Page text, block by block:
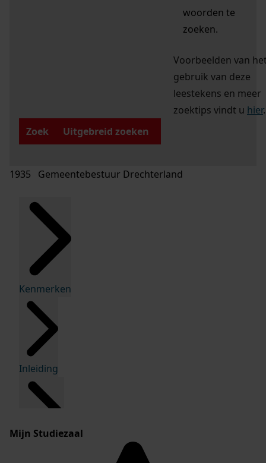
woorden te
zoeken.
Voorbeelden van
gebruik van deze
leestekens en meer
zoektips vindt u hier.
Zoek
Uitgebreid zoeken
1935 Gemeentebestuur Drechterland
Kenmerken
Inleiding
Mijn Studiezaal